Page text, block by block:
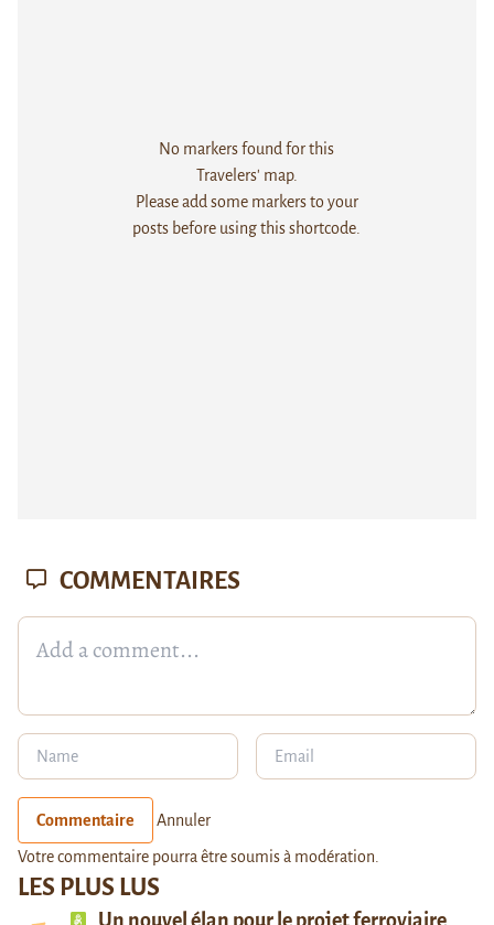
No markers found for this
Travelers' map.
Please add some markers to your
posts before using this shortcode.
LES PLUS LUS
Un nouvel élan pour le projet ferroviaire
COMMENTAIRES
Commentaire Annuler
Votre commentaire pourra être soumis à modération.